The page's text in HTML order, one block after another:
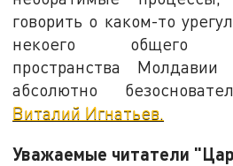
говорить о каком-то
некоего общего
пространства
абсолютно
Виталий Игнатьев.
Уважаемые читатели